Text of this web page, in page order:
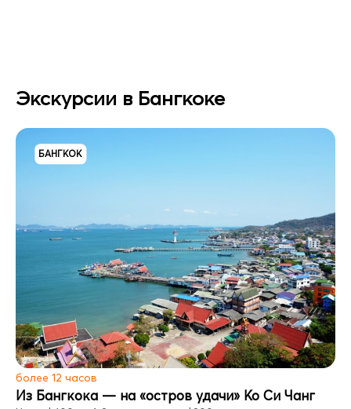
Экскурсии в Бангкоке
БАНГКОК
более 12 часов
Из Бангкока — на «остров удачи» Ко Си Чанг